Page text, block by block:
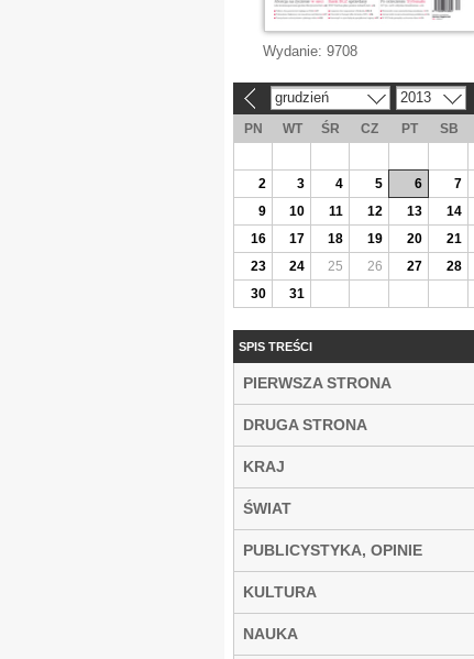
Wydanie: 9708
grudzień 2013
PN WT ŚR CZ PT SB
2
3 4 5 6 7
9
10 11 12 13 14
16
17 18 19 20 21
23
24 25 26 27 28
30
31
SPIS TREŚCI
PIERWSZA STRONA
DRUGA STRONA
KRAJ
ŚWIAT
PUBLICYSTYKA, OPINIE
KULTURA
NAUKA